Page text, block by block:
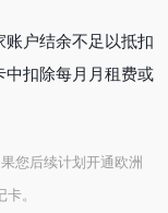
户结余不足以抵扣
扣除每月月租费或
您后续计划开通欧洲
。